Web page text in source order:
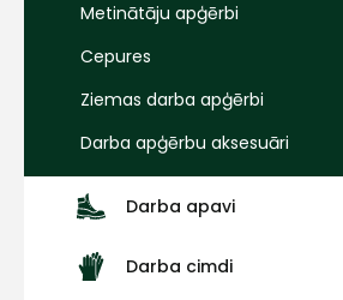
Metinātāju apģērbi
Cepures
Ziemas darba apģērbi
Darba apģērbu aksesuāri
Darba apavi
Darba cimdi